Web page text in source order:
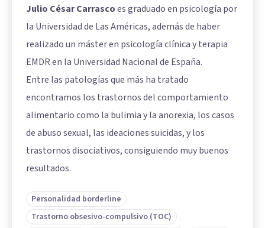
Julio César Carrascoes graduado en psicología por
la Universidad de Las Américas, además de haber
realizado un máster en psicología clínica y terapia
EMDR en la Universidad Nacional de España.
Entre las patologías que más ha tratado
encontramos los trastornos del comportamiento
alimentario como la bulimia y la anorexia, los casos
de abuso sexual, las ideaciones suicidas, y los
trastornos disociativos, consiguiendo muy buenos
resultados.
Personalidad borderline
Trastorno obsesivo-compulsivo (TOC)